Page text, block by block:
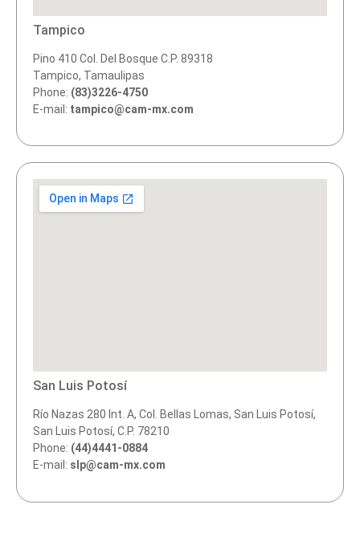
Tampico
Pino 410 Col. Del Bosque C.P. 89318
Tampico, Tamaulipas
Phone: (83)3226-4750
E-mail: tampico@cam-mx.com
San Luis Potosí
Río Nazas 280 Int. A, Col. Bellas Lomas, San Luis Potosí,
San Luis Potosí, C.P. 78210
Phone: (44)4441-0884
E-mail: slp@cam-mx.com